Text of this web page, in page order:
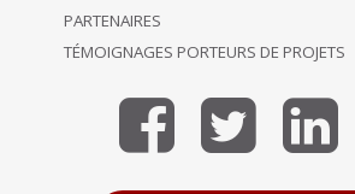
PARTENAIRES
TÉMOIGNAGES PORTEURS DE PROJETS